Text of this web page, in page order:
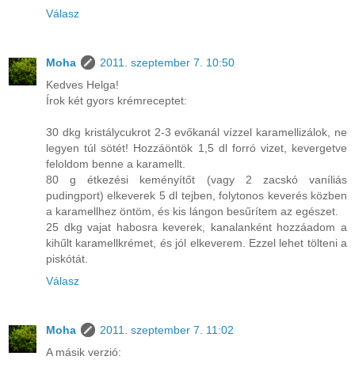
Válasz
Moha
2011. szeptember 7. 10:50
Kedves Helga!
Írok két gyors krémreceptet:
30 dkg kristálycukrot 2-3 evőkanál vízzel karamellizálok, ne
legyen túl sötét! Hozzáöntök 1,5 dl forró vizet, kevergetve
feloldom benne a karamellt.
80 g étkezési keményítőt (vagy 2 zacskó vaníliás
pudingport) elkeverek 5 dl tejben, folytonos keverés közben
a karamellhez öntöm, és kis lángon besűrítem az egészet.
25 dkg vajat habosra keverek, kanalanként hozzáadom a
kihűlt karamellkrémet, és jól elkeverem. Ezzel lehet tölteni a
piskótát.
Válasz
Moha
2011. szeptember 7. 11:02
A másik verzió: